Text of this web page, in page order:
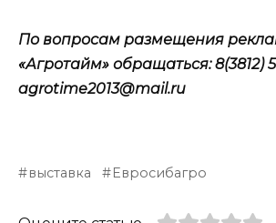
По вопросам размещения
«Агротайм» обращаться: 8(3812)
agrotime2013@mail.ru
выставка Евросибагро